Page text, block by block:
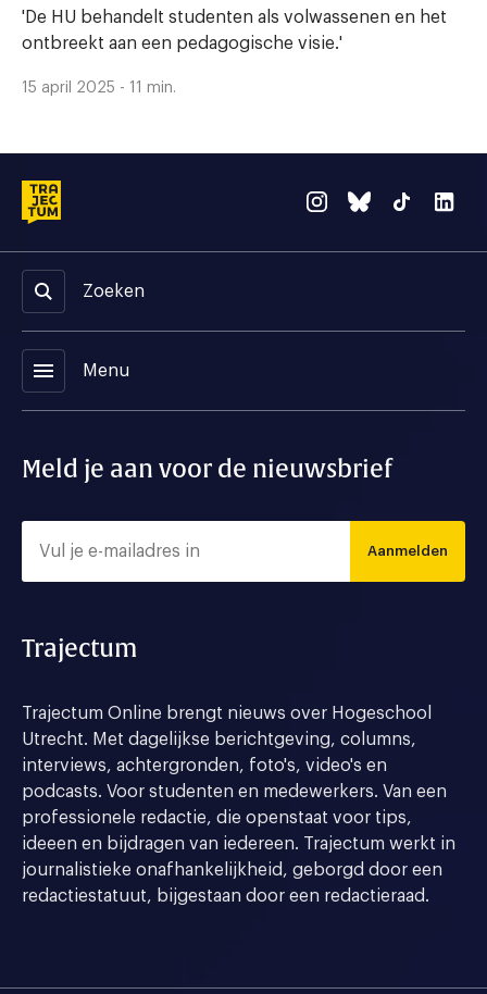
'De HU behandelt studenten als volwassenen en het
ontbreekt aan een pedagogische visie.'
15 april 2025 - 11 min.
Zoeken
menu Menu
Meld je aan voor de nieuwsbrief
Aanmelden
Trajectum
Trajectum Online brengt nieuws over Hogeschool
Utrecht. Met dagelijkse berichtgeving, columns,
interviews, achtergronden, foto's, video's en
podcasts. Voor studenten en medewerkers. Van een
professionele redactie, die openstaat voor tips,
ideeen en bijdragen van iedereen. Trajectum werkt in
journalistieke onafhankelijkheid, geborgd door een
redactiestatuut, bijgestaan door een redactieraad.